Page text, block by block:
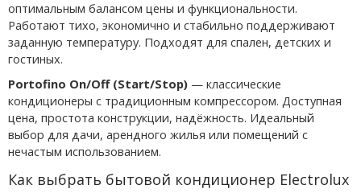
оптимальным балансом цены и функциональности.
Работают тихо, экономично и стабильно поддерживают
заданную температуру. Подходят для спален, детских и
гостиных.
Portofino On/Off (Start/Stop) — классические
кондиционеры с традиционным компрессором. Доступная
цена, простота конструкции, надёжность. Идеальный
выбор для дачи, арендного жилья или помещений с
нечастым использованием.
Как выбрать бытовой кондиционер Electrolux